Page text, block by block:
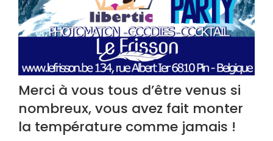
Merci à vous tous d’être venus si
nombreux, vous avez fait monter
la température comme jamais !